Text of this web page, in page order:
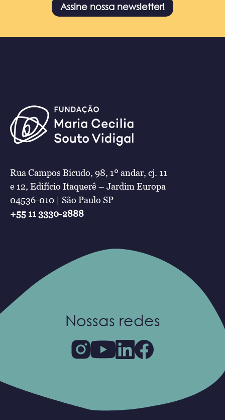
Assine nossa newsletter!
Rua Campos Bicudo, 98, 1º andar, cj. 11
e 12, Edifício Itaquerê – Jardim Europa
04536-010 | São Paulo SP
+55 11 3330-2888
Nossas redes